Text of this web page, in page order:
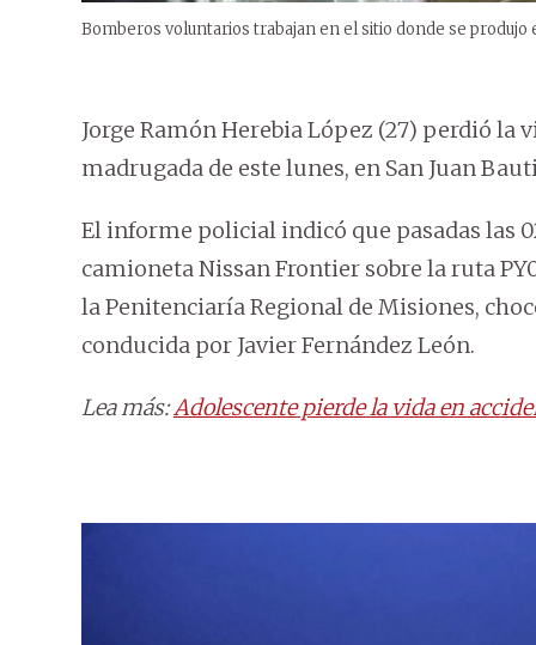
Bomberos voluntarios trabajan en el sitio donde se produjo
Jorge Ramón Herebia López (27) perdió
madrugada de este lunes, en San Juan
El informe policial indicó que pasadas las
camioneta Nissan Frontier sobre la ruta
la Penitenciaría Regional de Misiones,
conducida por Javier Fernández León.
Lea más:Adolescente pierde la vida en